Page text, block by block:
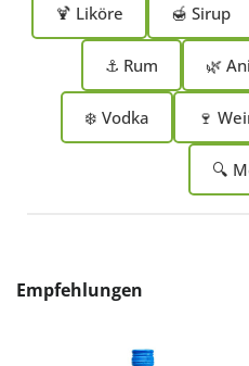
🍹 Liköre 🍯 Sirup
⚓ Rum 🌿
❄️ Vodka 🍷
🔍
Produktgalerie überspringen
Empfehlungen